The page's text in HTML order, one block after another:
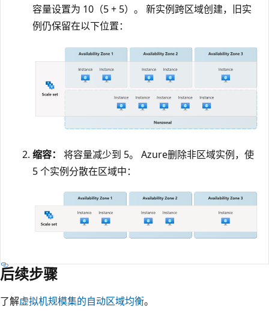
容量设置为 10（5 + 5）。 新实例跨区域创建，旧实
例仍保留在以下位置：
缩容：
将容量减少到 5。 Azure删除非区域实例，使
5 个实例分散在区域中：
后续步骤
了解虚拟机规模集的自动区域均衡。